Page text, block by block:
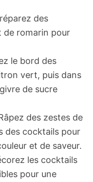
des
de romarin pour
le bord des
vert, puis dans
de sucre
des zestes de
des cocktails pour
et de saveur.
les cocktails
pour une